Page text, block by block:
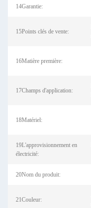
14Garantie:
15Points clés de vente:
16Matière première:
17Champs d'application:
18Matériel:
19L'approvisionnement en
électricité:
20Nom du produit:
21Couleur: